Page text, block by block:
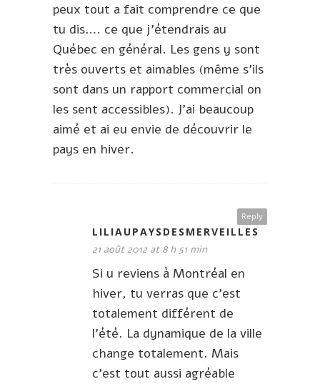
peux tout a fait comprendre ce que
tu dis…. ce que j’étendrais au
Québec en général. Les gens y sont
très ouverts et aimables (même s’ils
sont dans un rapport commercial on
les sent accessibles). J’ai beaucoup
aimé et ai eu envie de découvrir le
pays en hiver.
Reply
LILIAUPAYSDESMERVEILLES
21 août 2012 at 8 h 51 min
Si u reviens à Montréal en
hiver, tu verras que c’est
totalement différent de
l’été. La dynamique de la ville
change totalement. Mais
c’est tout aussi agréable